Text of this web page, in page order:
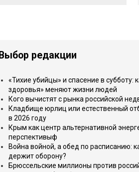
Выбор редакции
«Тихие убийцы» и спасение в субботу:
здоровья» меняют жизни людей
Кого вычистят с рынка российской
Кладбище юрлиц или естественный
в 2026 году
Крым как центр альтернативной
перспективыф
Война войной, а обед по расписанию:
держит оборону?
Брюссельские миллионы против